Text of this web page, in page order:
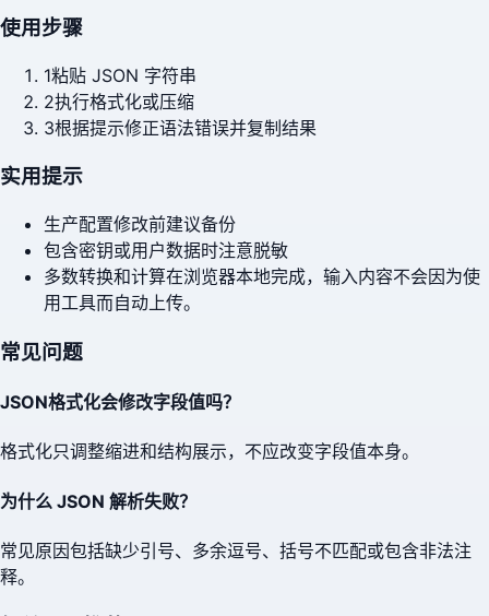
使用步骤
1粘贴 JSON 字符串
2执行格式化或压缩
3根据提示修正语法错误并复制结果
实用提示
生产配置修改前建议备份
包含密钥或用户数据时注意脱敏
多数转换和计算在浏览器本地完成，输入内容不会因为使
用工具而自动上传。
常见问题
JSON格式化会修改字段值吗？
格式化只调整缩进和结构展示，不应改变字段值本身。
为什么 JSON 解析失败？
常见原因包括缺少引号、多余逗号、括号不匹配或包含非法注
释。